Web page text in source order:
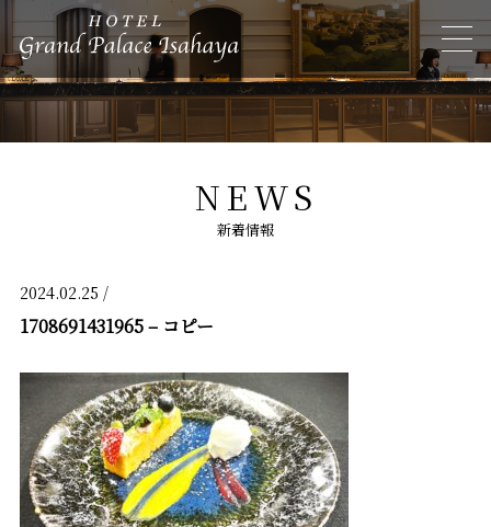
NEWS
新着情報
2024.02.25 /
1708691431965 – コピー